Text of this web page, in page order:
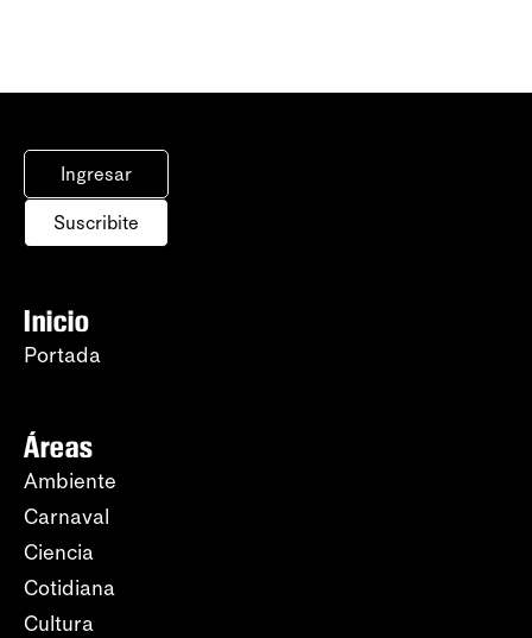
Ingresar
Suscribite
Inicio
Portada
Áreas
Ambiente
Carnaval
Ciencia
Cotidiana
Cultura